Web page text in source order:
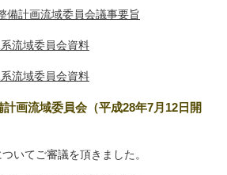
備計画流域委員会議事要旨
流域委員会資料
流域委員会資料
画流域委員会（平成28年7月12日開
いてご審議を頂きました。